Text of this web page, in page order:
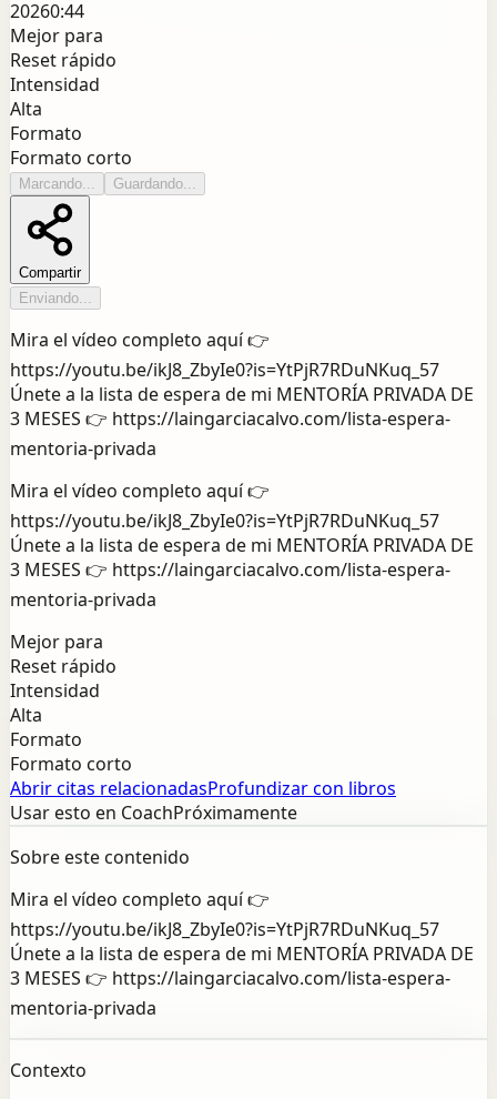
20260:44
Mejor para
Reset rápido
Intensidad
Alta
Formato
Formato corto
Marcando... Guardando...
Compartir
Enviando...
Mira el vídeo completo aquí 👉
https://youtu.be/ikJ8_ZbyIe0?is=YtPjR7RDuNKuq_57
Únete a la lista de espera de mi MENTORÍA PRIVADA DE
3 MESES 👉 https://laingarciacalvo.com/lista-espera-
mentoria-privada
Mira el vídeo completo aquí 👉
https://youtu.be/ikJ8_ZbyIe0?is=YtPjR7RDuNKuq_57
Únete a la lista de espera de mi MENTORÍA PRIVADA DE
3 MESES 👉 https://laingarciacalvo.com/lista-espera-
mentoria-privada
Mejor para
Reset rápido
Intensidad
Alta
Formato
Formato corto
Abrir citas relacionadasProfundizar con libros
Usar esto en CoachPróximamente
Sobre este contenido
Mira el vídeo completo aquí 👉
https://youtu.be/ikJ8_ZbyIe0?is=YtPjR7RDuNKuq_57
Únete a la lista de espera de mi MENTORÍA PRIVADA DE
3 MESES 👉 https://laingarciacalvo.com/lista-espera-
mentoria-privada
Contexto